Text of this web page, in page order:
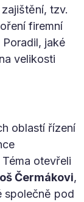
tzv.
firemní
jaké
velikosti
oblastí řízení
otevřeli
Čermákovi,
společně pod